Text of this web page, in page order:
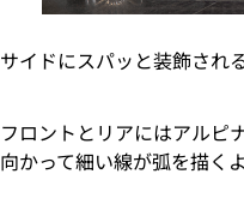
サイドにスパッと装飾され
フロントとリアにはアルピ
向かって細い線が弧を描く